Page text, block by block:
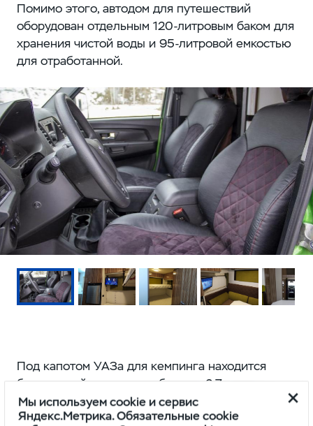
Помимо этого, автодом для путешествий
оборудован отдельным 120-литровым баком для
хранения чистой воды и 95-литровой емкостью
для отработанной.
Под капотом УАЗа для кемпинга находится
бензиновый двигатель объемом 2,7 литра,
выдающий 150 лошадиных сил. Мотор работает
в паре с механической коробкой передач и
Мы используем cookie и сервис
Яндекс.Метрика. Обязательные cookie